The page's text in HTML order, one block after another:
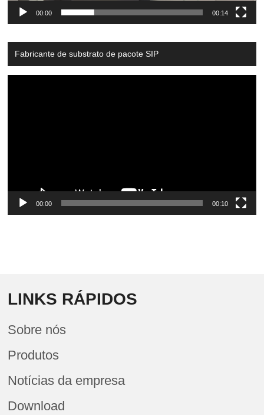
00:00 00:14
Fabricante de substrato de pacote SIP
00:00 00:10
LINKS RÁPIDOS
Sobre nós
Produtos
Notícias da empresa
Download